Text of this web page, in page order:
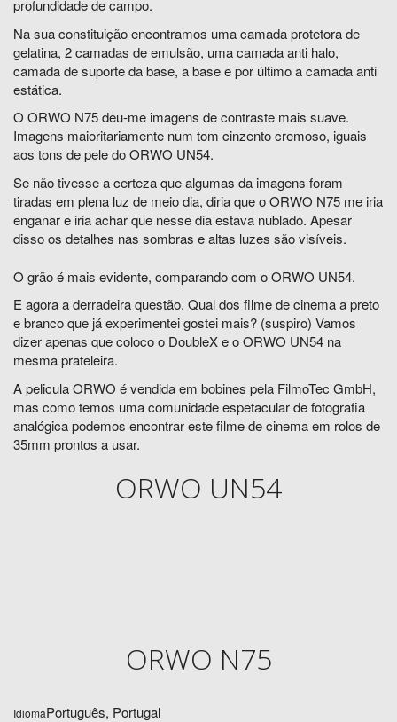
profundidade de campo.
Na sua constituição encontramos uma camada protetora de
gelatina, 2 camadas de emulsão, uma camada anti halo,
camada de suporte da base, a base e por último a camada anti
estática.
O ORWO N75 deu-me imagens de contraste mais suave.
Imagens maioritariamente num tom cinzento cremoso, iguais
aos tons de pele do ORWO UN54.
Se não tivesse a certeza que algumas da imagens foram
tiradas em plena luz de meio dia, diria que o ORWO N75 me iria
enganar e iria achar que nesse dia estava nublado. Apesar
disso os detalhes nas sombras e altas luzes são visíveis.
O grão é mais evidente, comparando com o ORWO UN54.
E agora a derradeira questão. Qual dos filme de cinema a preto
e branco que já experimentei gostei mais? (suspiro) Vamos
dizer apenas que coloco o DoubleX e o ORWO UN54 na
mesma prateleira.
A pelicula ORWO é vendida em bobines pela FilmoTec GmbH,
mas como temos uma comunidade espetacular de fotografia
analógica podemos encontrar este filme de cinema em rolos de
35mm prontos a usar.
ORWO UN54
ORWO N75
IdiomaPortuguês, Portugal